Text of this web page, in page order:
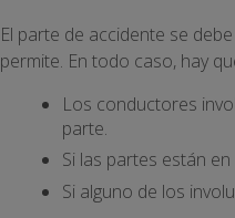
El parte de accidente se
permite. En todo caso, hay
Los conductores
parte.
Si las partes están
Si alguno de los